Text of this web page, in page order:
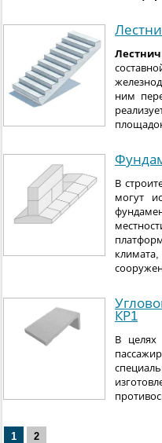
ним
В
могут
КР1
В целях
1 2